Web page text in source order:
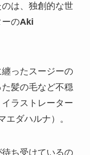
は、独創的な世
ーのAki
ったスージーの
髪の毛など不穏
ラストレーター
エダハルナ）。
ち受けているの